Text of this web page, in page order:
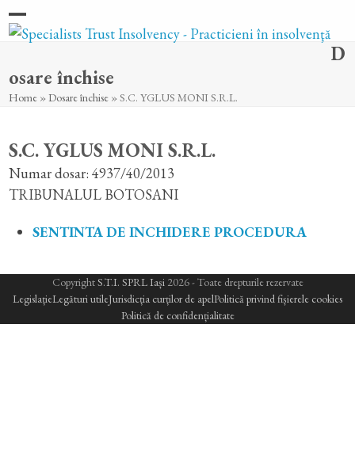
Skip
toOpen
menu
Close
menu
D
osare închise
Home »Dosare închise »S.C. YGLUS MONI S.R.L.
S.C. YGLUS MONI S.R.L.
Numar dosar: 4937/40/2013
TRIBUNALUL BOTOSANI
SENTINTA DE INCHIDERE PROCEDURA
CopyrightS.T.I. SPRL Iași2026 - Toate drepturile rezervate
LegislațieLegături utileJurisdicția curților de apelPolitică privind fișierele cookies
Politică de confidențialitate